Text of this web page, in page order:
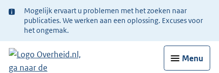
Ter
informatie:
Mogelijk ervaart u problemen met het zoeken naar
publicaties. We werken aan een oplossing. Excuses voor
het ongemak.
Menu